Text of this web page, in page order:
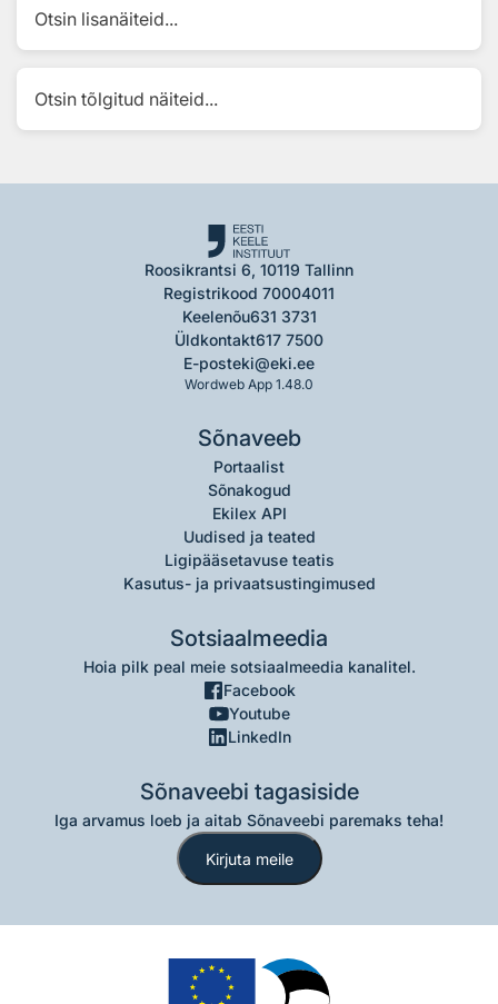
Otsin lisanäiteid...
Otsin tõlgitud näiteid...
Roosikrantsi 6, 10119 Tallinn
Registrikood 70004011
Keelenõu631 3731
Üldkontakt617 7500
E-posteki@eki.ee
Wordweb App 1.48.0
Sõnaveeb
Portaalist
Sõnakogud
Ekilex API
Uudised ja teated
Ligipääsetavuse teatis
Kasutus- ja privaatsustingimused
Sotsiaalmeedia
Hoia pilk peal meie sotsiaalmeedia kanalitel.
Facebook
Youtube
LinkedIn
Sõnaveebi tagasiside
Iga arvamus loeb ja aitab Sõnaveebi paremaks teha!
Kirjuta meile